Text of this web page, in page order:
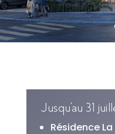
Jusqu'au 31
Résidence